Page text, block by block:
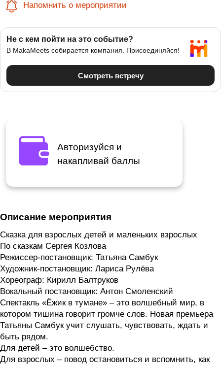
Напомнить о мероприятии
Авторизуйся и
накапливай баллы
Описание мероприятия
Сказка для взрослых детей и маленьких взрослых
По сказкам Сергея Козлова
Режиссер-постановщик: Татьяна Самбук
Художник-постановщик: Лариса Рулёва
Хореограф: Кирилл Балтруков
Вокальный постановщик: Антон Смоленский
Спектакль «Ёжик в тумане» – это волшебный мир, в
котором тишина говорит громче слов. Новая премьера
Татьяны Самбук учит слушать, чувствовать, ждать и
быть рядом.
Для детей – это волшебство.
Для взрослых – повод остановиться и вспомнить, как